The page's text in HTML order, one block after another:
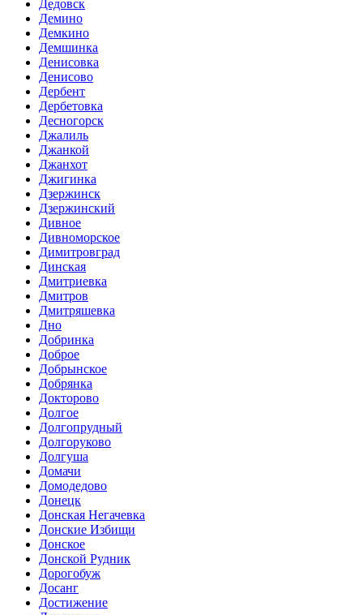
Дедовск
Демино
Демкино
Демшинка
Денисовка
Денисово
Дербент
Дербетовка
Десногорск
Джалиль
Джанкой
Джанхот
Джигинка
Дзержинск
Дзержинский
Дивное
Дивноморское
Димитровград
Динская
Дмитриевка
Дмитров
Дмитряшевка
Дно
Добринка
Доброе
Добрынское
Добрянка
Докторово
Долгое
Долгопрудный
Долгоруково
Долгуша
Домачи
Домодедово
Донецк
Донская Негачевка
Донские Избищи
Донское
Донской Рудник
Дорогобуж
Досанг
Достижение